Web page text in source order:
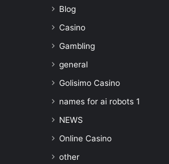
Blog
Casino
Gambling
general
Golisimo Casino
names for ai robots 1
NEWS
Online Casino
other